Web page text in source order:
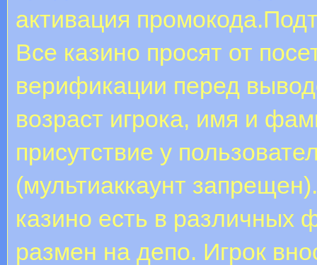
активация
Все казино просят от
верификации перед
возраст игрока, имя и
присутствие у
(мультиаккаунт
казино есть в различных
размен на депо. Игрок